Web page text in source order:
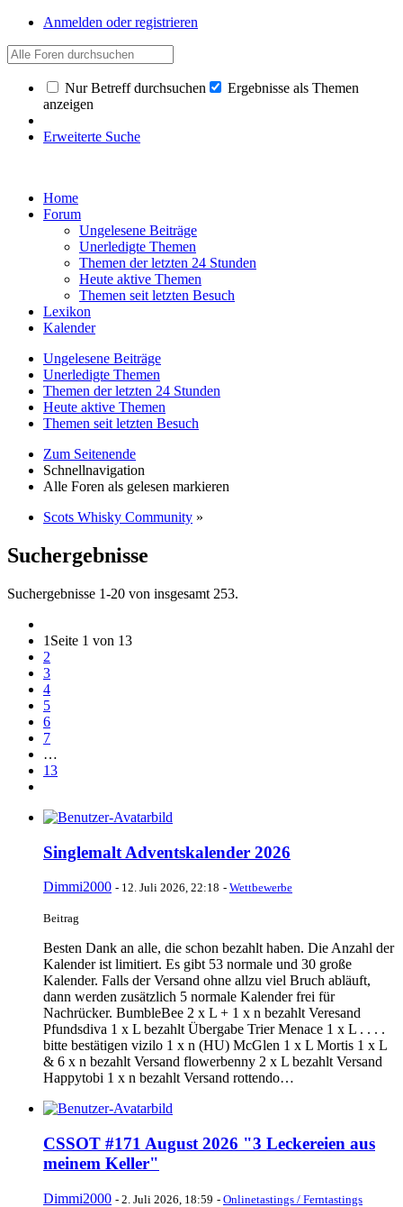
Anmelden oder registrieren
Nur Betreff durchsuchen
Ergebnisse als Themen
anzeigen
Erweiterte Suche
Home
Forum
Ungelesene Beiträge
Unerledigte Themen
Themen der letzten 24 Stunden
Heute aktive Themen
Themen seit letzten Besuch
Lexikon
Kalender
Ungelesene Beiträge
Unerledigte Themen
Themen der letzten 24 Stunden
Heute aktive Themen
Themen seit letzten Besuch
Zum Seitenende
Schnellnavigation
Alle Foren als gelesen markieren
Scots Whisky Community »
Suchergebnisse
Suchergebnisse 1-20 von insgesamt 253.
1 Seite 1 von 13
2
3
4
5
6
7
…
13
Singlemalt Adventskalender 2026
Dimmi2000 - 12. Juli 2026, 22:18 - Wettbewerbe
Beitrag
Besten Dank an alle, die schon bezahlt haben. Die Anzahl der
Kalender ist limitiert. Es gibt 53 normale und 30 große
Kalender. Falls der Versand ohne allzu viel Bruch abläuft,
dann werden zusätzlich 5 normale Kalender frei für
Nachrücker. BumbleBee 2 x L + 1 x n bezahlt Veresand
Pfundsdiva 1 x L bezahlt Übergabe Trier Menace 1 x L . . . .
bitte bestätigen vizilo 1 x n (HU) McGlen 1 x L Mortis 1 x L
& 6 x n bezahlt Versand flowerbenny 2 x L bezahlt Versand
Happytobi 1 x n bezahlt Versand rottendo…
CSSOT #171 August 2026 "3 Leckereien aus
meinem Keller"
Dimmi2000 - 2. Juli 2026, 18:59 - Onlinetastings / Ferntastings